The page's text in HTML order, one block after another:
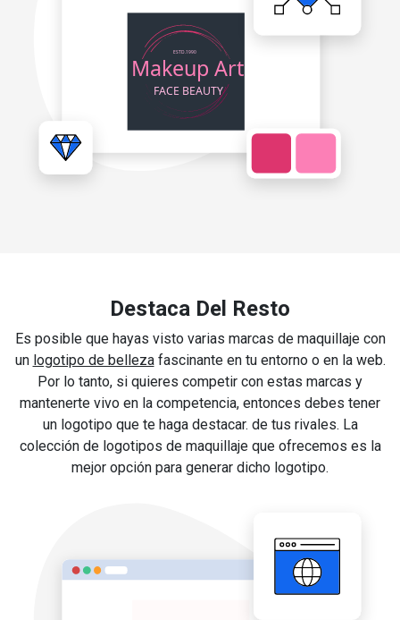
Destaca Del Resto
Es posible que hayas visto varias marcas de maquillaje con
un logotipo de bellezafascinante en tu entorno o en la web.
Por lo tanto, si quieres competir con estas marcas y
mantenerte vivo en la competencia, entonces debes tener
un logotipo que te haga destacar. de tus rivales. La
colección de logotipos de maquillaje que ofrecemos es la
mejor opción para generar dicho logotipo.